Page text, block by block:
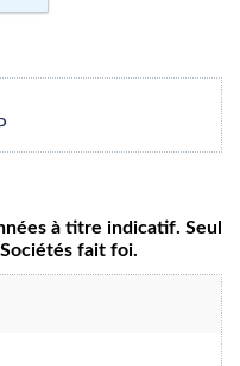
à titre indicatif. Seul
fait foi.